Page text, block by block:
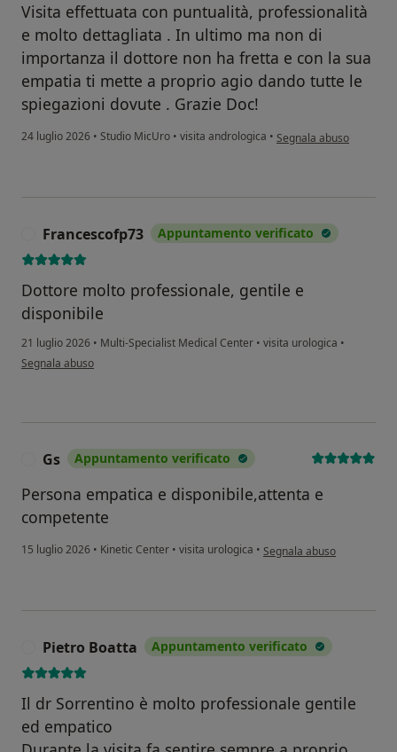
Visita effettuata con puntualità, professionalità
e molto dettagliata . In ultimo ma non di
importanza il dottore non ha fretta e con la sua
empatia ti mette a proprio agio dando tutte le
spiegazioni dovute . Grazie Doc!
24 luglio 2026 • Studio MicUro • visita andrologica • secondo l'opinione
Segnala abuso
Francescofp73 Appuntamento verificato
Dottore molto professionale, gentile e
disponibile
21 luglio 2026 • Multi-Specialist Medical Center • visita urologica •
secondo l'opinione dell'utente Francescofp73
Segnala abuso
Gs Appuntamento verificato
Persona empatica e disponibile,attenta e
competente
15 luglio 2026 • Kinetic Center • visita urologica • secondo l'opinione
Segnala abuso
Pietro Boatta Appuntamento verificato
Il dr Sorrentino è molto professionale gentile
ed empatico